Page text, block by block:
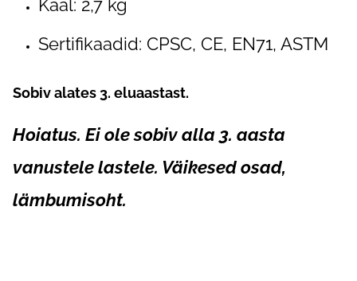
Kaal: 2,7 kg
Sertifikaadid: CPSC, CE, EN71, ASTM
Sobiv alates 3. eluaastast.
Hoiatus. Ei ole sobiv alla 3. aasta
vanustele lastele. Väikesed osad,
lämbumisoht.